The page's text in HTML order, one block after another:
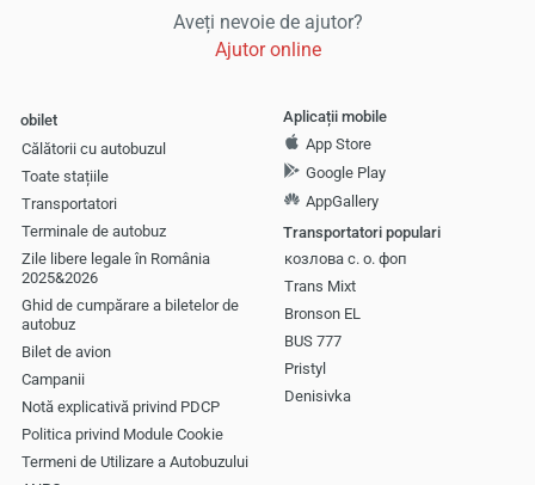
Aveți nevoie de ajutor?
Ajutor online
obilet
Călătorii cu autobuzul
Toate stațiile
Transportatori
Terminale de autobuz
Zile libere legale în România
2025&2026
Ghid de cumpărare a biletelor de
autobuz
Bilet de avion
Campanii
Notă explicativă privind PDCP
Politica privind Module Cookie
Termeni de Utilizare a Autobuzului
Aplicații mobile
App Store
Google Play
AppGallery
Transportatori populari
козлова с. о. фоп
Trans Mixt
Bronson EL
BUS 777
Pristyl
Denisivka